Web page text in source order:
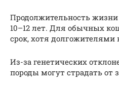
Продолжительность жизни
10–12 лет. Для обычных
срок, хотя долгожителями
Из-за генетических
породы могут страдать от